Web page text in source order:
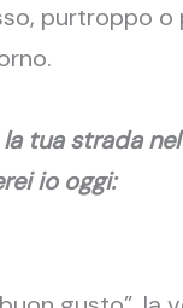
purtroppo o
tua strada
io oggi: